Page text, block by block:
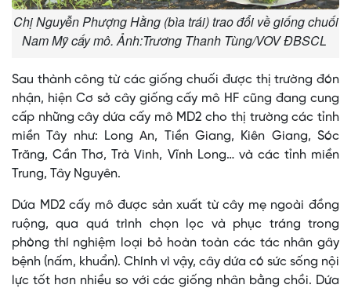
Chị Nguyễn Phượng Hằng (bìa trái) trao đổi về giống chuối
Nam Mỹ cấy mô. Ảnh:Trương Thanh Tùng/VOV ĐBSCL
Sau thành công từ các giống chuối được thị trường đón
nhận, hiện Cơ sở cây giống cấy mô HF cũng đang cung
cấp những cây dứa cấy mô MD2 cho thị trường các tỉnh
miền Tây như: Long An, Tiền Giang, Kiên Giang, Sóc
Trăng, Cần Thơ, Trà Vinh, Vĩnh Long… và các tỉnh miền
Trung, Tây Nguyên.
Dứa MD2 cấy mô được sản xuất từ cây mẹ ngoài đồng
ruộng, qua quá trình chọn lọc và phục tráng trong
phòng thí nghiệm loại bỏ hoàn toàn các tác nhân gây
bệnh (nấm, khuẩn). Chính vì vậy, cây dứa có sức sống nội
lực tốt hơn nhiều so với các giống nhân bằng chồi. Dứa